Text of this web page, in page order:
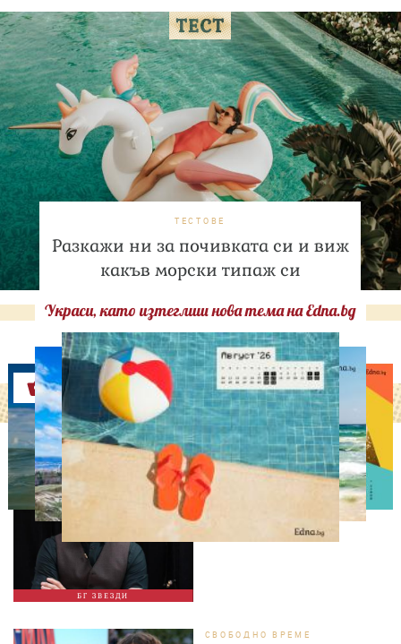
ТЕСТОВЕ
Разкажи ни за почивката си и виж
какъв морски типаж си
Украси, като изтеглиш нова тема на Edna.bg
Оферти
БГ ЗВЕЗДИ
ИЗВЕСТНИ
Така ли го правиш, тате?“
Дъщерята на Орлин
Павлов го имитира
СВОБОДНО ВРЕМЕ